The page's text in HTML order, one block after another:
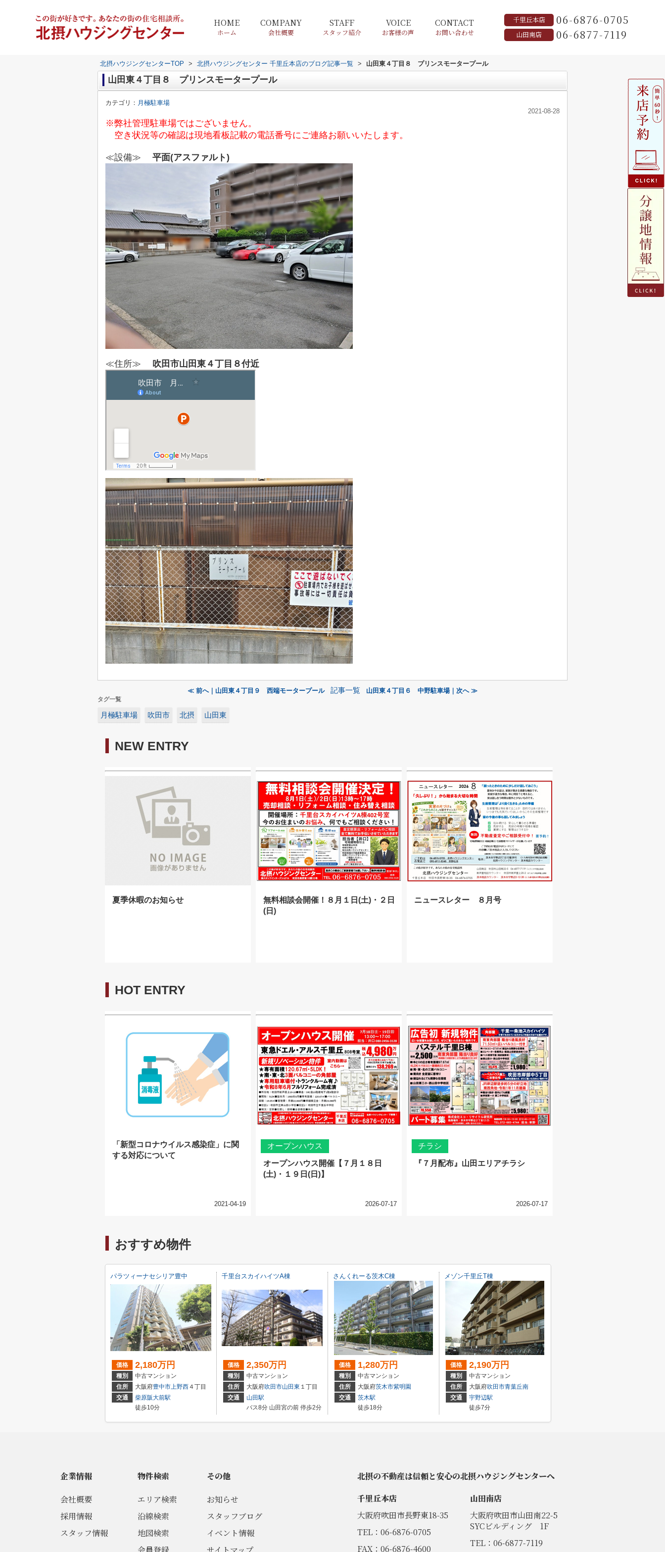
HOME
ホーム
COMPANY
会社概要
STAFF
スタッフ紹介
VOICE
お客様の声
CONTACT
お問い合わせ
千里丘本店 06-6876-0705
山田南店 06-6877-7119
北摂ハウジングセンターTOP > 北摂ハウジングセンター 千里丘本店のブログ記事一覧 > 山田東４丁目８ プリンスモータープール
山田東４丁目８ プリンスモータープール
カテゴリ： 月極駐車場
2021-08-28
※弊社管理駐車場ではございません。
空き状況等の確認は現地看板記載の電話番号にご連絡お願いいたします。
≪設備≫ 平面(アスファルト)
≪住所≫ 吹田市山田東４丁目８付近
≪ 前へ｜山田東４丁目９ 西端モータープール 記事一覧 山田東４丁目６ 中野駐車場｜次へ ≫
タグ一覧
月極駐車場 吹田市 北摂 山田東
NEW ENTRY
夏季休暇のお知らせ
無料相談会開催！８月１日(土)・２日
(日)
ニュースレター ８月号
HOT ENTRY
「新型コロナウイルス感染症」に関
する対応について
2021-04-19
オープンハウス
オープンハウス開催【７月１８日
(土)・１９日(日)】
2026-07-17
チラシ
『７月配布』山田エリアチラシ
2026-07-17
おすすめ物件
パラツィーナセシリア豊中
価格 2,180万円
種別
中古マンション
住所
大阪府豊中市 上野西４丁目
交通
柴原阪大前駅
徒歩10分
千里台スカイハイツA棟
価格 2,350万円
種別
中古マンション
住所
大阪府吹田市山田東 １丁目
交通
山田駅
バス8分 山田宮の前 停歩2分
さんくれーる茨木C棟
価格 1,280万円
種別
中古マンション
住所
大阪府茨木市紫明園
交通
茨木駅
徒歩18分
メゾン千里丘T棟
価格 2,190万円
種別
中古マンション
住所
大阪府吹田市青葉丘南
交通
宇野辺駅
徒歩7分
企業情報
会社概要
採用情報
スタッフ情報
物件検索
エリア検索
沿線検索
地図検索
会員登録
その他
お知らせ
スタッフブログ
イベント情報
サイトマップ
北摂の不動産は信頼と安心の北摂ハウジングセンターへ
千里丘本店
大阪府吹田市長野東18-35
TEL：06-6876-0705
FAX：06-6876-4600
山田南店
大阪府吹田市山田南22-5
SYCビルディング 1F
TEL：06-6877-7119